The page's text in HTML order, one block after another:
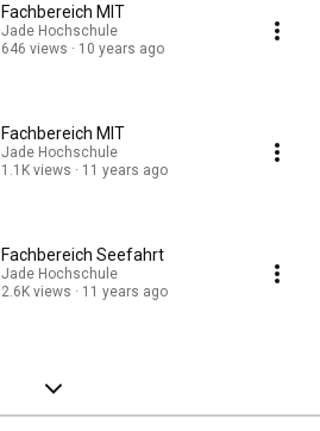
Fachbereich MIT
Jade Hochschule
646 views
10 years ago
Fachbereich MIT
Jade Hochschule
1.1K views
11 years ago
Fachbereich Seefahrt
Jade Hochschule
2.6K views
11 years ago